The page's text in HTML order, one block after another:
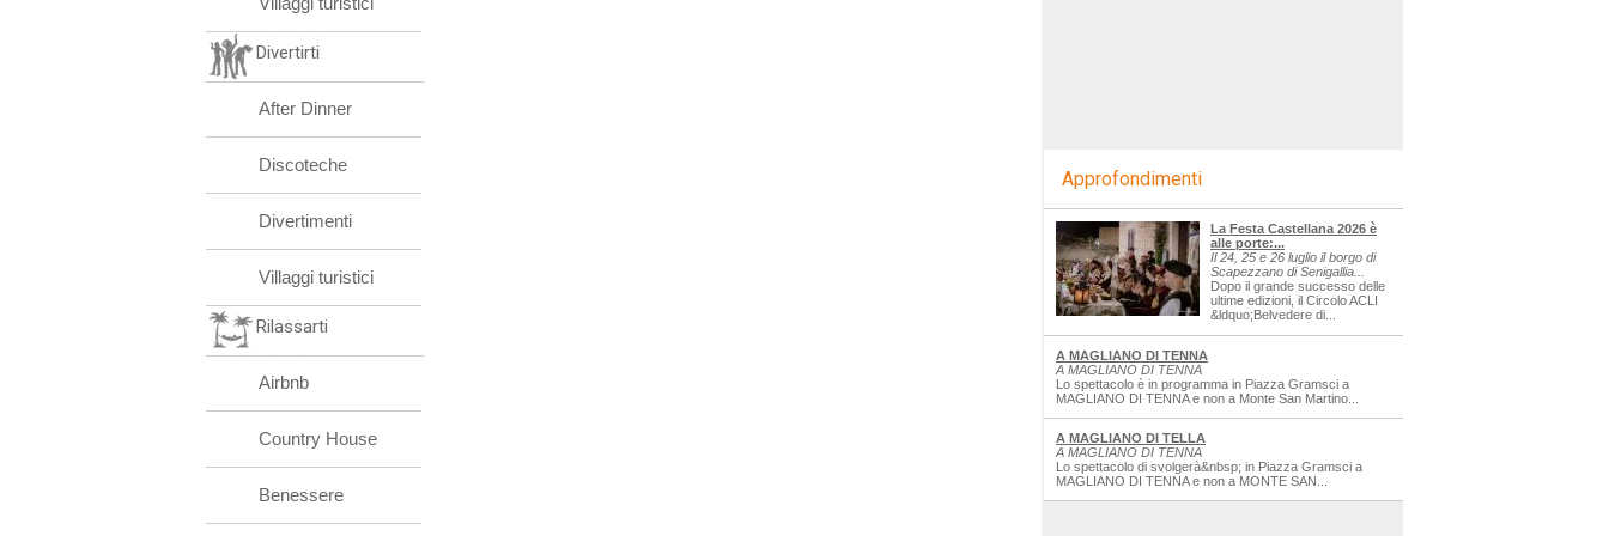
Divertirti
After Dinner
Discoteche
Divertimenti
Villaggi turistici
Rilassarti
Airbnb
Country House
Benessere
Approfondimenti
La Festa Castellana 2026 è
alle porte:...
Il 24, 25 e 26 luglio il borgo di
Scapezzano di Senigallia...
Dopo il grande successo delle
ultime edizioni, il Circolo ACLI
&ldquo;Belvedere di...
A MAGLIANO DI TENNA
A MAGLIANO DI TENNA
Lo spettacolo è in programma in Piazza Gramsci a
MAGLIANO DI TENNA e non a Monte San Martino...
A MAGLIANO DI TELLA
A MAGLIANO DI TENNA
Lo spettacolo di svolgerà&nbsp; in Piazza Gramsci a
MAGLIANO DI TENNA e non a MONTE SAN...